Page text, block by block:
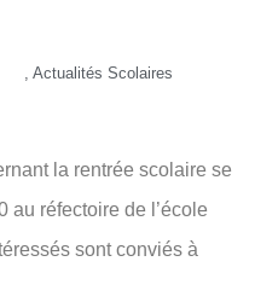
Actualités Scolaires
la rentrée scolaire se
au réfectoire de l’école
sont conviés à